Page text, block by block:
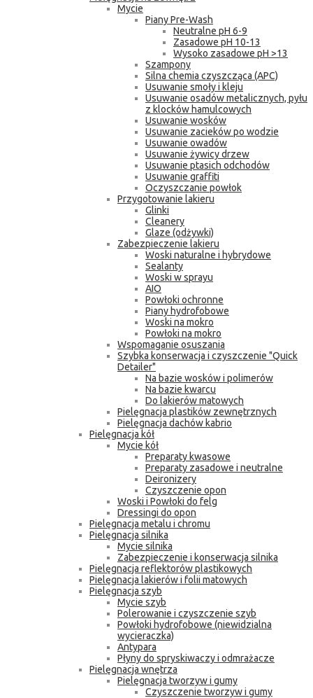
Mycie
Piany Pre-Wash
Neutralne pH 6-9
Zasadowe pH 10-13
Wysoko zasadowe pH >13
Szampony
Silna chemia czyszcząca (APC)
Usuwanie smoły i kleju
Usuwanie osadów metalicznych, pyłu
z klocków hamulcowych
Usuwanie wosków
Usuwanie zacieków po wodzie
Usuwanie owadów
Usuwanie żywicy drzew
Usuwanie ptasich odchodów
Usuwanie graffiti
Oczyszczanie powłok
Przygotowanie lakieru
Glinki
Cleanery
Glaze (odżywki)
Zabezpieczenie lakieru
Woski naturalne i hybrydowe
Sealanty
Woski w sprayu
AIO
Powłoki ochronne
Piany hydrofobowe
Woski na mokro
Powłoki na mokro
Wspomaganie osuszania
Szybka konserwacja i czyszczenie "Quick
Detailer"
Na bazie wosków i polimerów
Na bazie kwarcu
Do lakierów matowych
Pielęgnacja plastików zewnętrznych
Pielęgnacja dachów kabrio
Pielęgnacja kół
Mycie kół
Preparaty kwasowe
Preparaty zasadowe i neutralne
Deironizery
Czyszczenie opon
Woski i Powłoki do felg
Dressingi do opon
Pielęgnacja metalu i chromu
Pielęgnacja silnika
Mycie silnika
Zabezpieczenie i konserwacja silnika
Pielęgnacja reflektorów plastikowych
Pielęgnacja lakierów i folii matowych
Pielęgnacja szyb
Mycie szyb
Polerowanie i czyszczenie szyb
Powłoki hydrofobowe (niewidzialna
wycieraczka)
Antypara
Płyny do spryskiwaczy i odmrażacze
Pielęgnacja wnętrza
Pielęgnacja tworzyw i gumy
Czyszczenie tworzyw i gumy